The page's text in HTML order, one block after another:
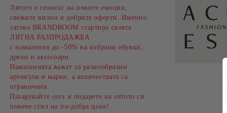
Лятото е сезонът на новите емоции,
свежите визии и добрите оферти. Именно
затова BRANDROOM стартира своята
ЛЯТНА РАЗПРОДАЖБА
с намаления до -50% на избрани обувки,
дрехи и аксесоари.
Намаленията важат за разнообразни
артикули и марки, а количествата са
ограничени.
Пазарувайте сега и подарете на лятото си
повече стил на по-добра цена!